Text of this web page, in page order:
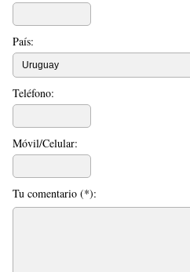
País:
Teléfono:
Móvil/Celular:
Tu comentario (*):